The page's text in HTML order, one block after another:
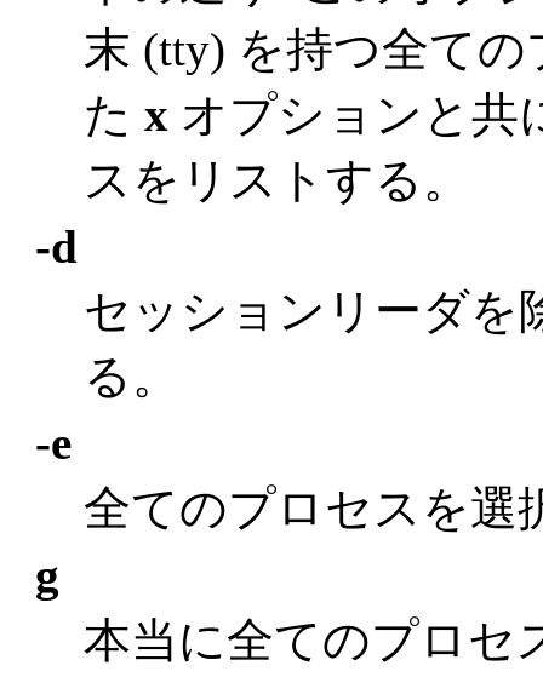
末 (tty) を持つ全て
たx オプションと共
スをリストする。
-d
セッションリーダを
る。
-e
全てのプロセスを選
g
本当に全てのプロセ